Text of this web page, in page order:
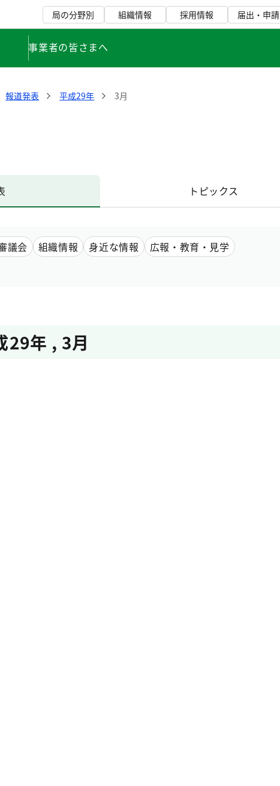
局の分野別 組織情報 採用情報 届出・申請
事業者の皆さまへ
報道発表 平成29年 3月
トピックス
議会 組織情報 身近な情報
広報・教育・見学
29年 , 3月